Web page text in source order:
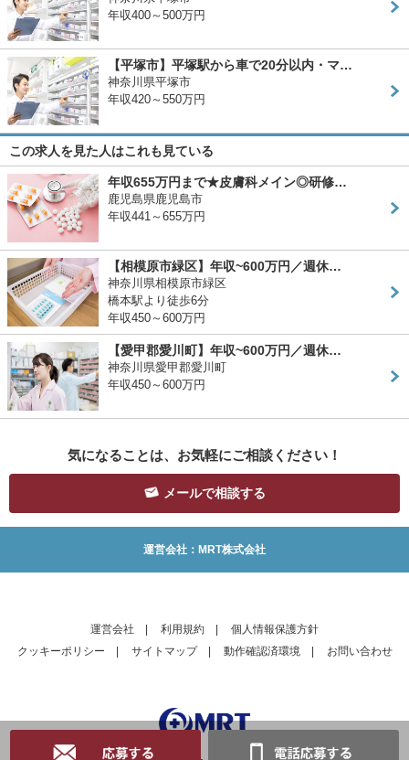
年収400～500万円
【平塚市】平塚駅から車で20分以内・マ…
神奈川県平塚市
年収420～550万円
この求人を見た人はこれも見ている
年収655万円まで★皮膚科メイン◎研修…
鹿児島県鹿児島市
年収441～655万円
【相模原市緑区】年収~600万円／週休…
神奈川県相模原市緑区
橋本駅より徒歩6分
年収450～600万円
【愛甲郡愛川町】年収~600万円／週休…
神奈川県愛甲郡愛川町
年収450～600万円
気になることは、お気軽にご相談ください！
メールで相談する
運営会社：MRT株式会社
運営会社 利用規約
個人情報保護方針
クッキーポリシー
サイトマップ| 動作確認済環境| お問い合わせ